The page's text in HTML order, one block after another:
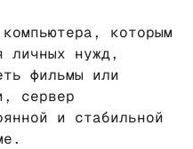
которым
личных нужд,
фильмы или
сервер
и стабильной